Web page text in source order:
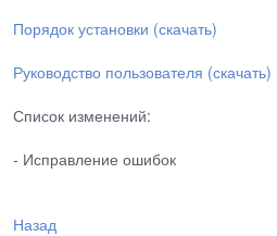
Порядок установки (скачать)
Руководство пользователя (скачать)
Список изменений:
- Исправление ошибок
Назад